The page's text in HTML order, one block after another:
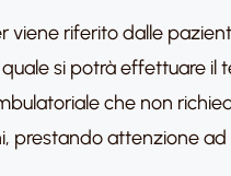
viene riferito dalle
si potrà effettuare il
che non
prestando attenzione